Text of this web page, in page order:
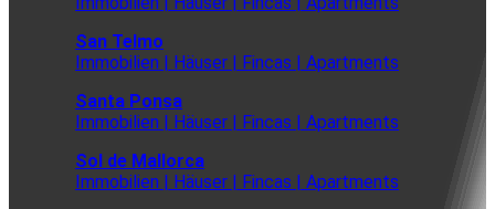
San Telmo
Immobilien | Häuser | Fincas | Apartments
Santa Ponsa
Immobilien | Häuser | Fincas | Apartments
Sol de Mallorca
Immobilien | Häuser | Fincas | Apartments